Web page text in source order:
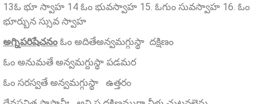
13ఓ భూ స్వాహ 14 ఓం భువస్వాహ 15. ఓగుం సువస్వాహ 16. ఓం
భూర్బున స్సువ స్వాహ
అగ్నిపరిషేచనంఓం అదితేఅన్వమగ్గుస్థా దక్షిణం
ఓం అనుమతే అన్వమగ్దుస్థా పడమర
ఓం సరస్వతే అన్వమగ్గుస్థా ఉత్తరం